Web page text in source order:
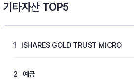
기타자산 TOP5
1 ISHARES GOLD TRUST MICRO
2 예금